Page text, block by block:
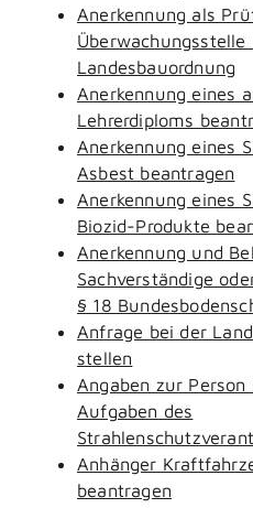
Anerkennung als
Landesbauordnung
Anerkennung eines
Lehrerdiploms
Anerkennung eines
Asbest beantragen
Anerkennung eines
Biozid-Produkte
Anerkennung und
Sachverständige
§ 18
Anfrage bei der
stellen
Angaben zur
Aufgaben des
Anhänger
beantragen